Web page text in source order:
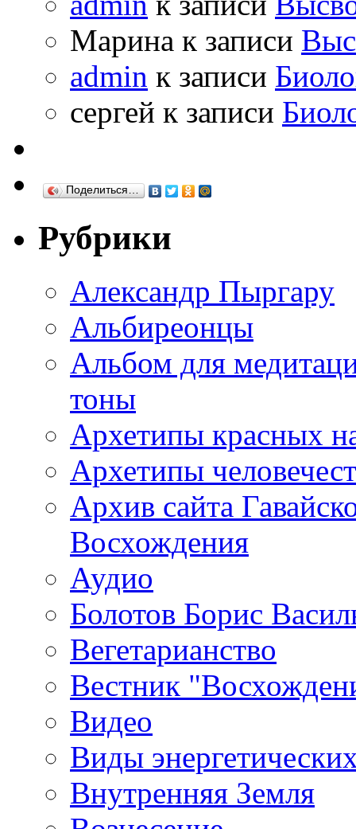
Марина к записи
admin к записи
сергей к записи
Поделиться…
Рубрики
Александр Пыргару
Альбиреонцы
Альбом для
тоны
Архетипы красных
Архетипы
Архив сайта
Восхождения
Аудио
Болотов Борис
Вегетарианство
Вестник
Видео
Виды
Внутренняя Земля